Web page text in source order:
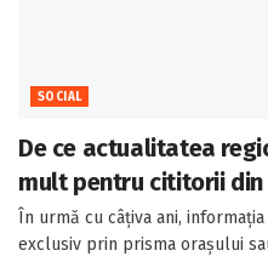
SOCIAL
De ce actualitatea
mult pentru cititorii din
În urmă cu câțiva ani,
exclusiv prin prisma orașului